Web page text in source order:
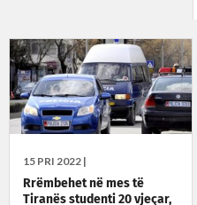
15 PRI 2022 |
Rrëmbehet në mes të
Tiranës studenti 20 vjeçar,